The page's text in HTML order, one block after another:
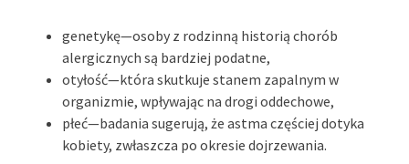
genetykę—osoby z rodzinną historią chorób
alergicznych są bardziej podatne,
otyłość—która skutkuje stanem zapalnym w
organizmie, wpływając na drogi oddechowe,
płeć—badania sugerują, że astma częściej dotyka
kobiety, zwłaszcza po okresie dojrzewania.